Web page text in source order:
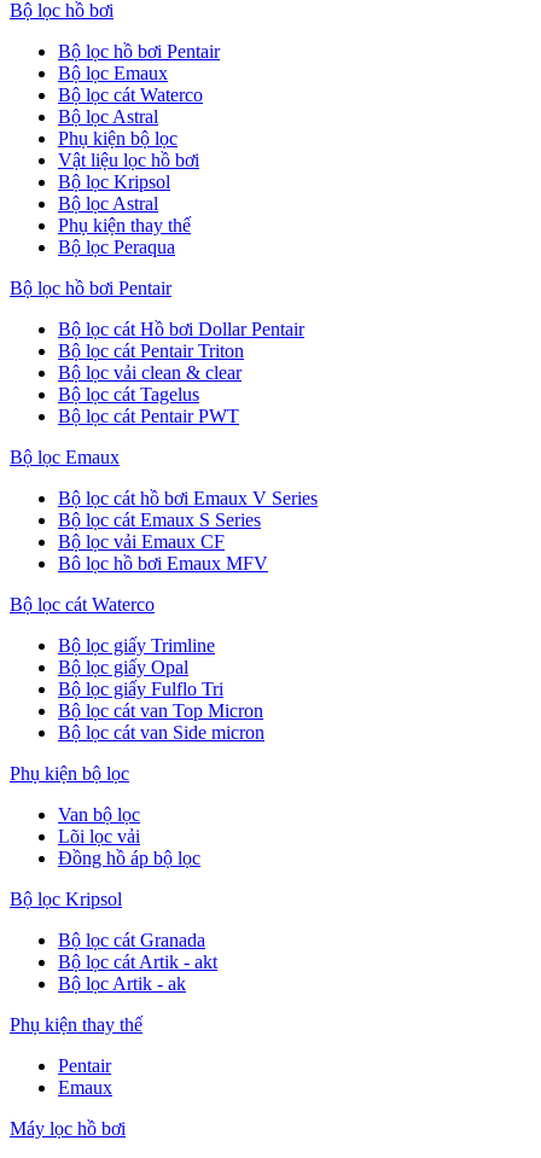
Bộ lọc hồ bơi
Bộ lọc hồ bơi Pentair
Bộ lọc Emaux
Bộ lọc cát Waterco
Bộ lọc Astral
Phụ kiện bộ lọc
Vật liệu lọc hồ bơi
Bộ lọc Kripsol
Bộ lọc Astral
Phụ kiện thay thế
Bộ lọc Peraqua
Bộ lọc hồ bơi Pentair
Bộ lọc cát Hồ bơi Dollar Pentair
Bộ lọc cát Pentair Triton
Bộ lọc vải clean & clear
Bộ lọc cát Tagelus
Bộ lọc cát Pentair PWT
Bộ lọc Emaux
Bộ lọc cát hồ bơi Emaux V Series
Bộ lọc cát Emaux S Series
Bộ lọc vải Emaux CF
Bô lọc hồ bơi Emaux MFV
Bộ lọc cát Waterco
Bộ lọc giấy Trimline
Bộ lọc giấy Opal
Bộ lọc giấy Fulflo Tri
Bộ lọc cát van Top Micron
Bộ lọc cát van Side micron
Phụ kiện bộ lọc
Van bộ lọc
Lõi lọc vải
Đồng hồ áp bộ lọc
Bộ lọc Kripsol
Bộ lọc cát Granada
Bộ lọc cát Artik - akt
Bộ lọc Artik - ak
Phụ kiện thay thế
Pentair
Emaux
Máy lọc hồ bơi